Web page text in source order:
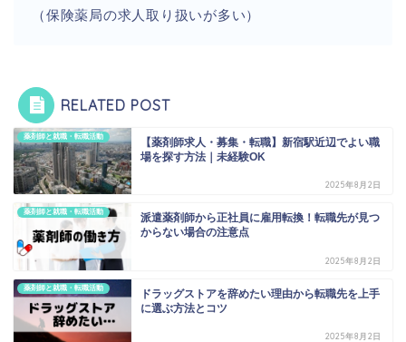
（保険薬局の求人取り扱いが多い）
RELATED POST
薬剤師と就職・転職活動
【薬剤師求人・募集・転職】新宿駅近辺でよい職
場を探す方法｜未経験OK
2025年8月2日
薬剤師と就職・転職活動
派遣薬剤師から正社員に雇用転換！転職先が見つ
からない場合の注意点
2025年8月2日
薬剤師と就職・転職活動
ドラッグストアを辞めたい理由から転職先を上手
に選ぶ方法とコツ
2025年8月2日